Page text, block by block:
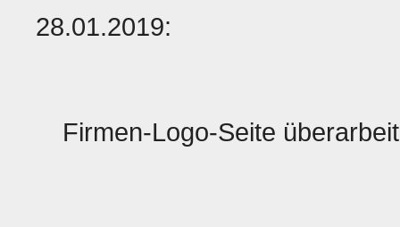
28.01.2019:
Firmen-Logo-Seite